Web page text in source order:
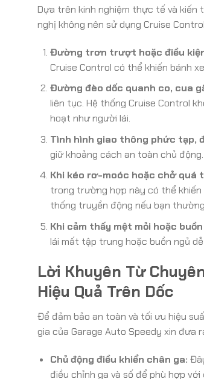
Dựa trên kinh nghiệm thực tế và kiến
nghị không nên sử dụng Cruise
Đường trơn trượt hoặc điều
Cruise Control có thể khiến bánh
Đường đèo dốc quanh co, cua
liên tục. Hệ thống Cruise Control
hoạt như người lái.
Tình hình giao thông phức tạp,
giữ khoảng cách an toàn chủ
Khi kéo rơ-moóc hoặc chở quá
trong trường hợp này có thể khiến
thống truyền động nếu bạn
Khi cảm thấy mệt mỏi hoặc buồn
lái mất tập trung hoặc buồn ngủ
Lời Khuyên Từ
Hiệu Quả Trên Dốc
Để đảm bảo an toàn và tối ưu hiệu
gia của Garage Auto Speedy xin đưa
Chủ động điều khiển chân ga:
điều chỉnh ga và số để phù hợp